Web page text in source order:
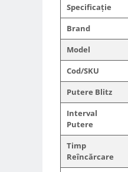
Stabilizatoare (Gimbal) /
Huse Protectie / Ploaie
Accesorii diverse pt camere
Camere Video Cinematice
Camere Video Compacte
Trepiede si monopiede
Specificație
Brand
Model
Cod/SKU
Putere Blitz
Interval
Putere
Timp
Reîncărcare